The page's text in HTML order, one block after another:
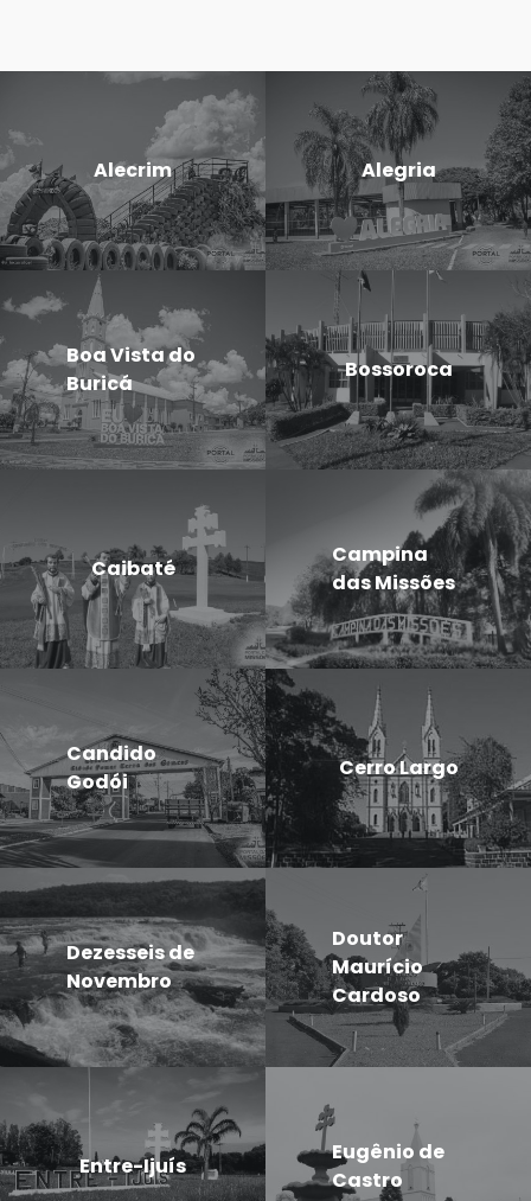
Alecrim Alegria
Boa Vista do
Buricá
Bossoroca
Caibaté
Campina
das Missões
Candido
Godói
Cerro Largo
Dezesseis de
Novembro
Doutor
Maurício
Cardoso
Entre-Ijuís
Eugênio de
Castro